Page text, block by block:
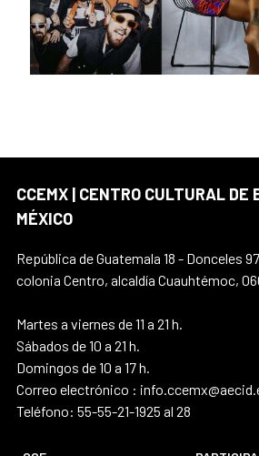
CCEMX | CENTRO CULTURAL DE
MÉXICO
República de Guatemala 18 - Donceles
colonia Centro, alcaldía Cuauhtémoc,
Martes a viernes de 11 a 21 h.
Sábados de 10 a 21 h.
Domingos de 10 a 17 h.
Correo electrónico :
Teléfono: 55-55-21-1925 al 28